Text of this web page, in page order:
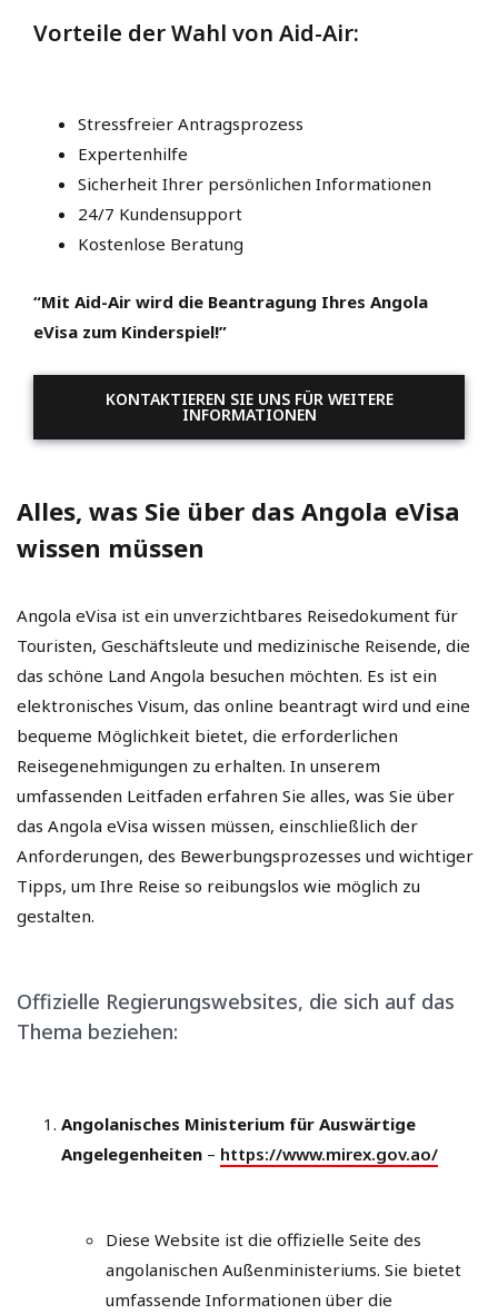
Vorteile der Wahl von Aid-Air:
Stressfreier Antragsprozess
Expertenhilfe
Sicherheit Ihrer persönlichen Informationen
24/7 Kundensupport
Kostenlose Beratung
“Mit Aid-Air wird die Beantragung Ihres Angola
eVisa zum Kinderspiel!”
KONTAKTIEREN SIE UNS FÜR WEITERE
INFORMATIONEN
Alles, was Sie über das Angola eVisa
wissen müssen
Angola eVisa ist ein unverzichtbares Reisedokument für
Touristen, Geschäftsleute und medizinische Reisende, die
das schöne Land Angola besuchen möchten. Es ist ein
elektronisches Visum, das online beantragt wird und eine
bequeme Möglichkeit bietet, die erforderlichen
Reisegenehmigungen zu erhalten. In unserem
umfassenden Leitfaden erfahren Sie alles, was Sie über
das Angola eVisa wissen müssen, einschließlich der
Anforderungen, des Bewerbungsprozesses und wichtiger
Tipps, um Ihre Reise so reibungslos wie möglich zu
gestalten.
Offizielle Regierungswebsites, die sich auf das
Thema beziehen:
Angolanisches Ministerium für Auswärtige
Angelegenheiten – https://www.mirex.gov.ao/
Diese Website ist die offizielle Seite des
angolanischen Außenministeriums. Sie bietet
umfassende Informationen über die